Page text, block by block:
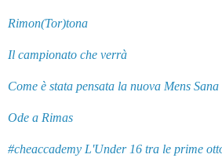
Rimon(Tor)tona
Il campionato che verrà
Come è stata pensata la nuova Mens Sana
Ode a Rimas
#cheaccademy L'Under 16 tra le prime